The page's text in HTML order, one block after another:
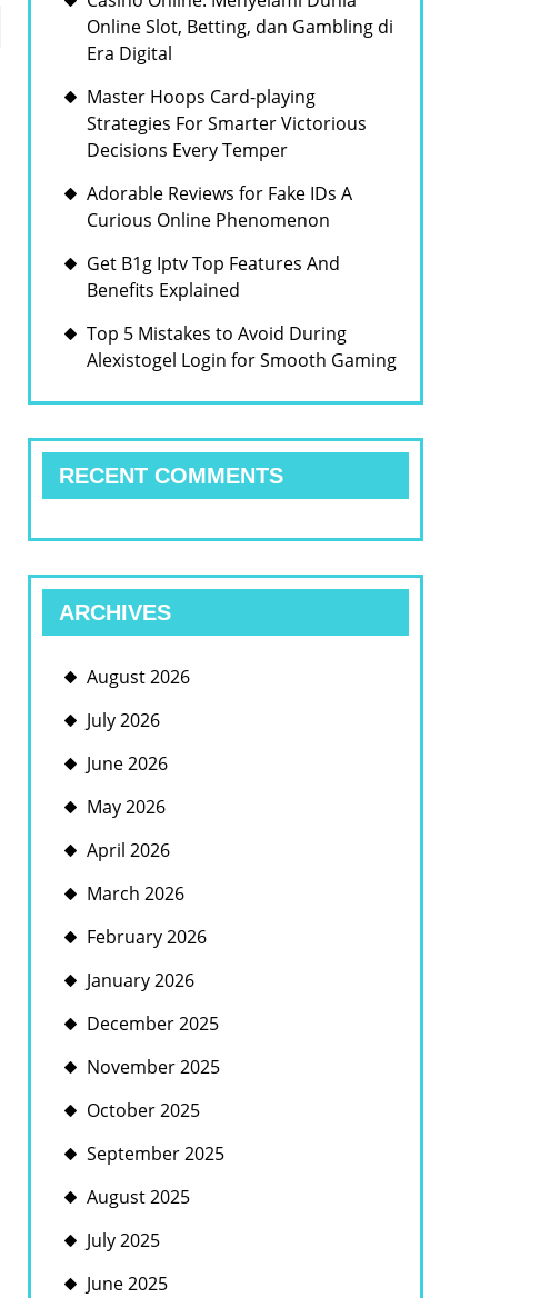
Online Slot, Betting, dan Gambling di
Era Digital
Master Hoops Card-playing
Strategies For Smarter Victorious
Decisions Every Temper
Adorable Reviews for Fake IDs A
Curious Online Phenomenon
Get B1g Iptv Top Features And
Benefits Explained
Top 5 Mistakes to Avoid During
Alexistogel Login for Smooth Gaming
RECENT COMMENTS
ARCHIVES
August 2026
July 2026
June 2026
May 2026
April 2026
March 2026
February 2026
January 2026
December 2025
November 2025
October 2025
September 2025
August 2025
July 2025
June 2025